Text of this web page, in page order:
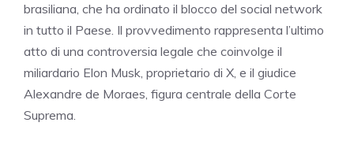
brasiliana, che ha ordinato il blocco del social network
in tutto il Paese. Il provvedimento rappresenta l’ultimo
atto di una controversia legale che coinvolge il
miliardario Elon Musk, proprietario di X, e il giudice
Alexandre de Moraes, figura centrale della Corte
Suprema.